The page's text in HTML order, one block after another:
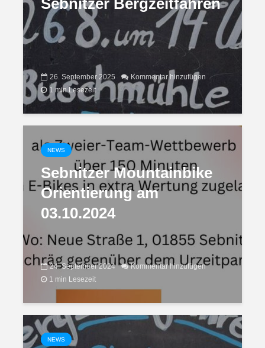
Sebnitzer Bergzeitfahren
26. September 2025
Kommentar hinzufügen
1 min Lesezeit
NEWS
Sebnitzer Mountainbike
Orientierung am
03.10.2024
24. September 2024
Kommentar hinzufügen
1 min Lesezeit
NEWS